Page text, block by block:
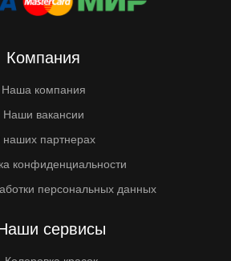
Компания
Наша компания
Наши вакансии
партнерах
конфиденциальности
персональных данных
сервисы